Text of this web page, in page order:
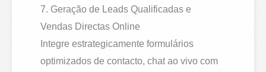
7. Geração de Leads Qualificadas e
Vendas Directas Online
Integre estrategicamente formulários
optimizados de contacto, chat ao vivo com